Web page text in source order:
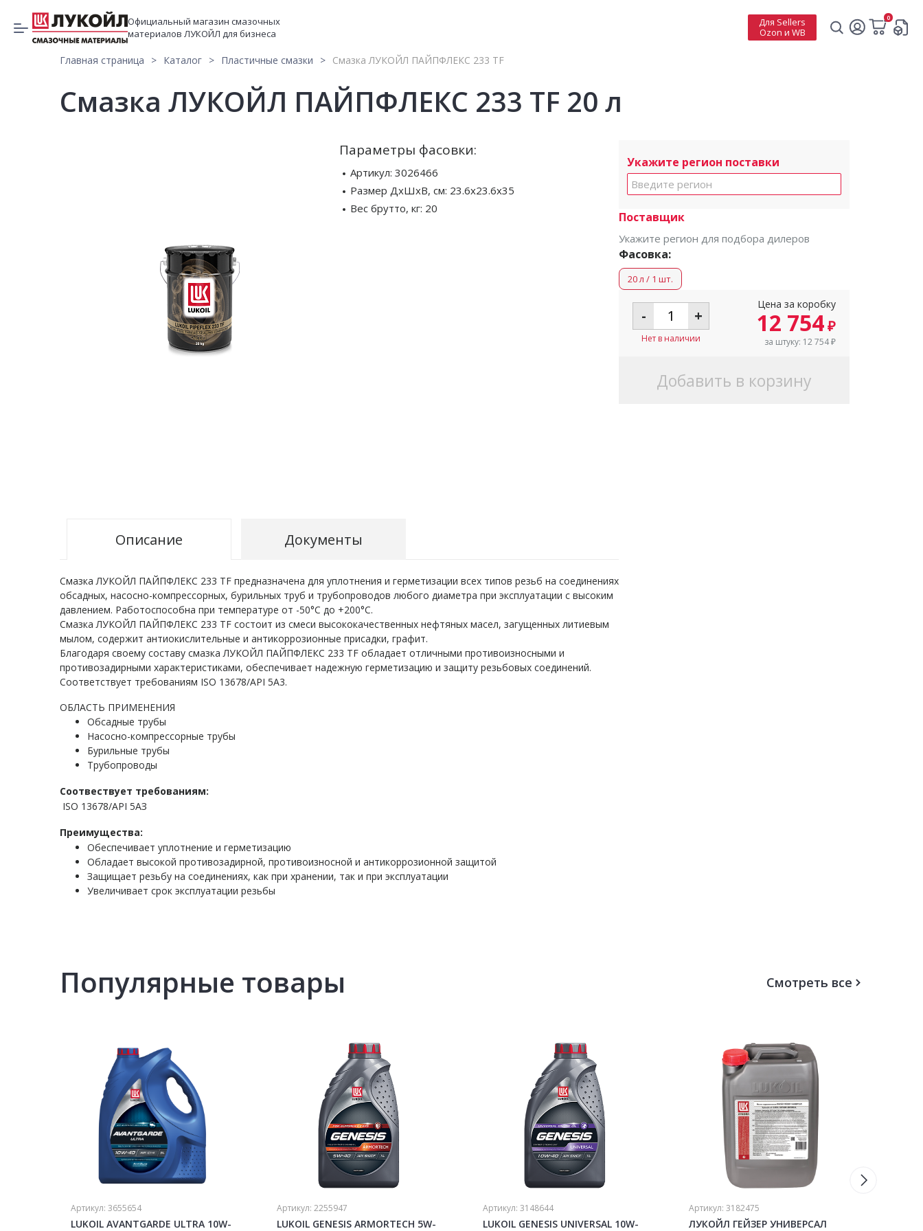
Официальный магазин смазочных
материалов ЛУКОЙЛ для бизнеса
Для Sellers
Ozon и WB
0
Главная страница Каталог Пластичные смазки Смазка ЛУКОЙЛ ПАЙПФЛЕКС 233 TF
Смазка ЛУКОЙЛ ПАЙПФЛЕКС 233 TF 20 л
Параметры фасовки:
Артикул:3026466
Размер ДхШхВ, см: 23.6x23.6x35
Вес брутто, кг: 20
Описание Документы
Смазка ЛУКОЙЛ ПАЙПФЛЕКС 233 TF предназначена для уплотнения и герметизации всех типов резьб на соединениях
обсадных, насосно-компрессорных, бурильных труб и трубопроводов любого диаметра при эксплуатации с высоким
давлением. Работоспособна при температуре от -50°С до +200°С.
Смазка ЛУКОЙЛ ПАЙПФЛЕКС 233 TF состоит из смеси высококачественных нефтяных масел, загущенных литиевым
мылом, содержит антиокислительные и антикоррозионные присадки, графит.
Благодаря своему составу смазка ЛУКОЙЛ ПАЙПФЛЕКС 233 TF обладает отличными противоизносными и
противозадирными характеристиками, обеспечивает надежную герметизацию и защиту резьбовых соединений.
Соответствует требованиям ISO 13678/API 5A3.
ОБЛАСТЬ ПРИМЕНЕНИЯ
Обсадные трубы
Насосно-компрессорные трубы
Бурильные трубы
Трубопроводы
Соотвествует требованиям:
ISO 13678/API 5AЗ
Преимущества:
Обеспечивает уплотнение и герметизацию
Обладает высокой противозадирной, противоизносной и антикоррозионной защитой
Защищает резьбу на соединениях, как при хранении, так и при эксплуатации
Увеличивает срок эксплуатации резьбы
Укажите регион поставки
Поставщик
Укажите регион для подбора дилеров
Фасовка:
20 л / 1 шт.
- +
Нет в наличии
Цена за коробку
12 754₽
за штуку: 12 754₽
Добавить в корзину
Популярные товары Смотреть все
Артикул: 3655654
LUKOIL AVANTGARDE ULTRA 10W-
Артикул: 2255947
LUKOIL GENESIS ARMORTECH 5W-
Артикул: 3148644
LUKOIL GENESIS UNIVERSAL 10W-
Артикул: 3182475
ЛУКОЙЛ ГЕЙЗЕР УНИВЕРСАЛ